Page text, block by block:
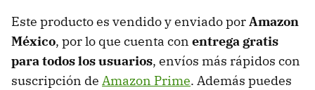
Este producto es vendido y enviado porAmazon
México, por lo que cuenta con entrega gratis
para todos los usuarios, envíos más rápidos con
suscripción de Amazon Prime. Además puedes